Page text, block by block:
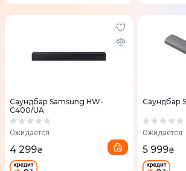
Саундбар Samsung HW-
C400/UA
Ожидается
4 299₴
Саундбар
Ожидается
5 999₴